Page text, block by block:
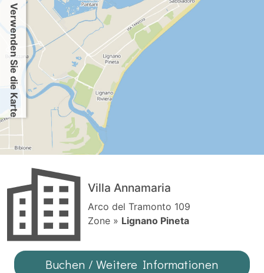
Verwenden Sie die Karte
Villa Annamaria
Arco del Tramonto 109
Zone » Lignano Pineta
Buchen / Weitere Informationen